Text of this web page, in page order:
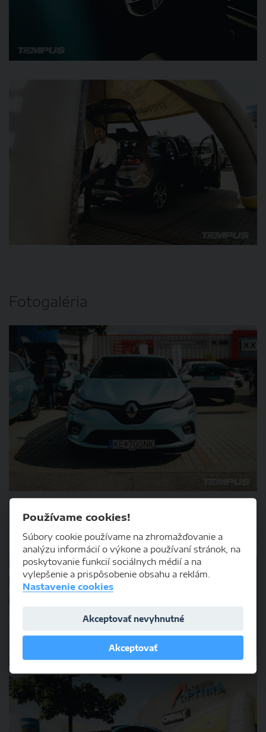
Fotogaléria
Používame cookies!
Súbory cookie používame na zhromažďovanie a
analýzu informácií o výkone a používaní stránok, na
poskytovanie funkcií sociálnych médií a na
vylepšenie a prispôsobenie obsahu a reklám.
Nastavenie cookies
Akceptovať nevyhnutné
Akceptovať